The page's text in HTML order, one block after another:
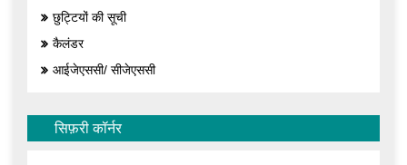
छुट्टियों की सूची
कैलंडर
आईजेएससी/ सीजेएससी
सिफ़री कॉर्नर